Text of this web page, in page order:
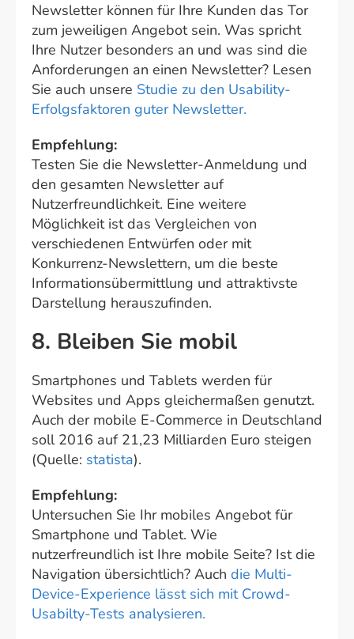
Newsletter können für Ihre Kunden das Tor
zum jeweiligen Angebot sein. Was spricht
Ihre Nutzer besonders an und was sind die
Anforderungen an einen Newsletter? Lesen
Sie auch unsere Studie zu den Usability-
Erfolgsfaktoren guter Newsletter.
Empfehlung:
Testen Sie die Newsletter-Anmeldung und
den gesamten Newsletter auf
Nutzerfreundlichkeit. Eine weitere
Möglichkeit ist das Vergleichen von
verschiedenen Entwürfen oder mit
Konkurrenz-Newslettern, um die beste
Informationsübermittlung und attraktivste
Darstellung herauszufinden.
8. Bleiben Sie mobil
Smartphones und Tablets werden für
Websites und Apps gleichermaßen genutzt.
Auch der mobile E-Commerce in Deutschland
soll 2016 auf 21,23 Milliarden Euro steigen
(Quelle: statista).
Empfehlung:
Untersuchen Sie Ihr mobiles Angebot für
Smartphone und Tablet. Wie
nutzerfreundlich ist Ihre mobile Seite? Ist die
Navigation übersichtlich? Auch die Multi-
Device-Experience lässt sich mit Crowd-
Usabilty-Tests analysieren.